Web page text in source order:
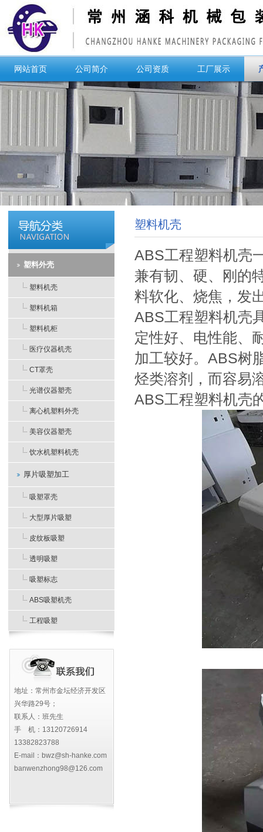
网站首页 公司简介 公司资质 工厂展示
塑料外壳
塑料机壳
塑料机箱
塑料机柜
医疗仪器机壳
CT罩壳
光谱仪器塑壳
离心机塑料外壳
美容仪器塑壳
饮水机塑料机壳
厚片吸塑加工
吸塑罩壳
大型厚片吸塑
皮纹板吸塑
透明吸塑
吸塑标志
ABS吸塑机壳
工程吸塑
地址：常州市金坛经济开发区
兴华路29号；
联系人：班先生
手 机：13120726914
13382823788
E-mail：bwz@sh-hanke.com
banwenzhong98@126.com
塑料机壳
ABS工程塑料机壳
兼有韧、硬、刚的
料软化、烧焦，发
ABS工程塑料机壳
定性好、电性能、
加工较好。ABS树
烃类溶剂，而容易
ABS工程塑料机壳